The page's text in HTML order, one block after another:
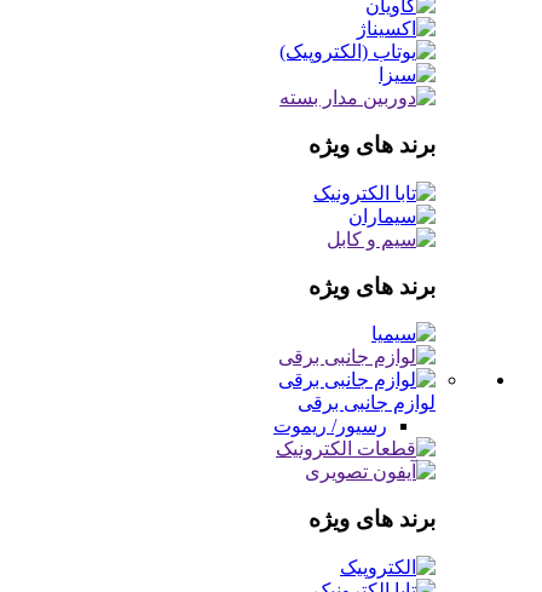
برند های ویژه
برند های ویژه
لوازم جانبی برقی
رسیور/ ریموت
برند های ویژه